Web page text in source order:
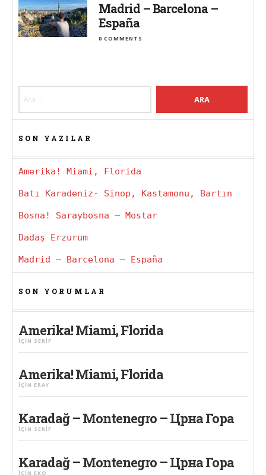
Madrid – Barcelona –
España
0 COMMENTS
SON YAZILAR
Amerika! Miami, Florida
Batı Karadeniz- Sinop, Kastamonu, Bartın
Bosna! Saraybosna – Mostar
Dadaş Erzurum
Madrid – Barcelona – España
SON YORUMLAR
Amerika! Miami, Florida
IÇIN SERIF
Amerika! Miami, Florida
IÇIN ERAY
Karadağ – Montenegro – Црна Гора
IÇIN SERIF
Karadağ – Montenegro – Црна Гора
IÇIN EKO